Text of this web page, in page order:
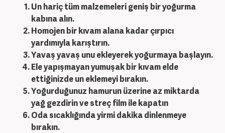
Un hariç tüm malzemeleri geniş bir yoğurma
kabına alın.
Homojen bir kıvam alana kadar çırpıcı
yardımıyla karıştırın.
Yavaş yavaş unu ekleyerek yoğurmaya başlayın.
Ele yapışmayan yumuşak bir kıvam elde
ettiğinizde un eklemeyi bırakın.
Yoğurduğunuz hamurun üzerine az miktarda
yağ gezdirin ve streç film ile kapatın
Oda sıcaklığında yirmi dakika dinlenmeye
bırakın.